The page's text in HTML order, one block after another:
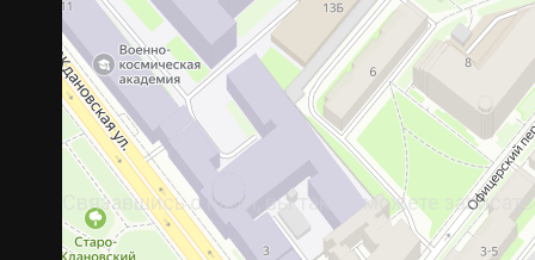
Свяжитесь с нами
_
Напишите нам для
Связавшись с нами, вы также можете